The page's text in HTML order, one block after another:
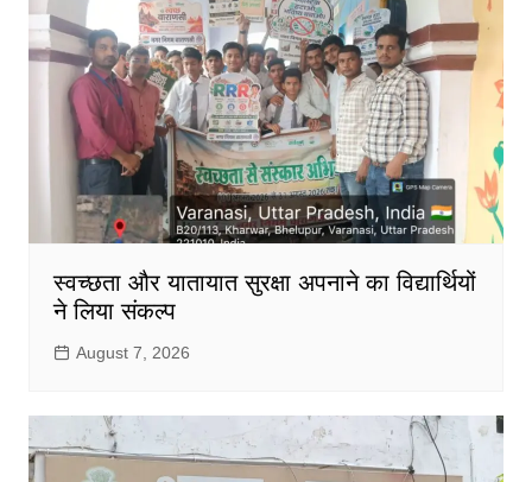
स्वच्छता और यातायात सुरक्षा अपनाने का विद्यार्थियों
ने लिया संकल्प
August 7, 2026